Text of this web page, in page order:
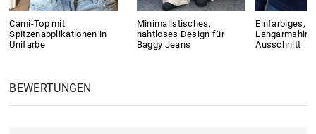
Cami-Top mit
Spitzenapplikationen in
Unifarbe
Minimalistisches,
nahtloses Design für
Baggy Jeans
Einfarbiges,
Langarmshirt
Ausschnitt
BEWERTUNGEN